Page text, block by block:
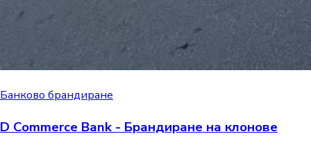
Банково брандиране
D Commerce Bank - Брандиране на клонове